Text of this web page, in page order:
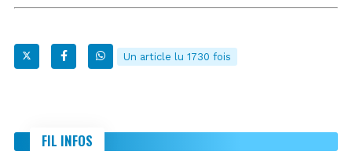
Un article lu 1730 fois
FIL INFOS